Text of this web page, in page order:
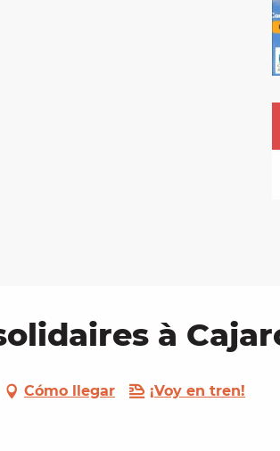
à
Cómo llegar ¡Voy en tren!